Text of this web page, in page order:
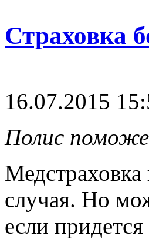
Страховка
16.07.2015
Полис
Медстраховка
случая. Но
если